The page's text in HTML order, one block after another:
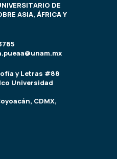
DE
ASIA, ÁFRICA Y
y Letras #88
Universidad
CDMX,